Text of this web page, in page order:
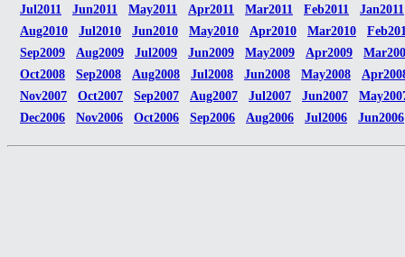
Jul2011
Jun2011 May2011 Apr2011 Mar2011 Feb2011
Jan2011
Aug2010
Jul2010 Jun2010 May2010 Apr2010 Mar2010
Sep2009
Aug2009 Jul2009 Jun2009 May2009 Apr2009
Oct2008
Sep2008 Aug2008 Jul2008 Jun2008 May2008
Nov2007
Oct2007 Sep2007 Aug2007 Jul2007 Jun2007
Dec2006
Nov2006 Oct2006 Sep2006 Aug2006 Jul2006 Jun2006